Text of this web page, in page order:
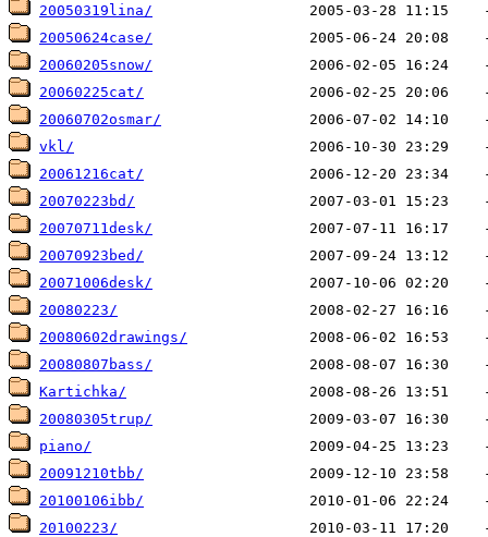
20050319lina/
20050624case/
20060205snow/
20060225cat/
20060702osmar/
vkl/
20061216cat/
20070223bd/
20070711desk/
20070923bed/
20071006desk/
20080223/
20080602drawings/
20080807bass/
Kartichka/
20080305trup/
piano/
20091210tbb/
20100106ibb/
20100223/